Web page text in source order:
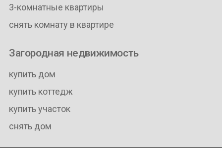
3-комнатные квартиры
снять комнату в квартире
Загородная недвижимость
купить дом
купить коттедж
купить участок
снять дом